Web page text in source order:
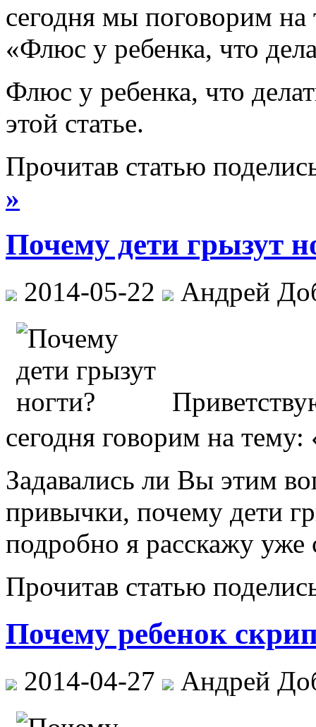
сегодня мы поговорим
«Флюс у ребенка, что
Флюс у ребенка, что
этой статье.
Прочитав статью
»
Почему дети грызут
2014-05-22 Андрей
сегодня говорим на
Задавались ли Вы этим
привычки, почему дети
подробно я расскажу уже
Прочитав статью
Почему ребенок
2014-04-27 Андрей